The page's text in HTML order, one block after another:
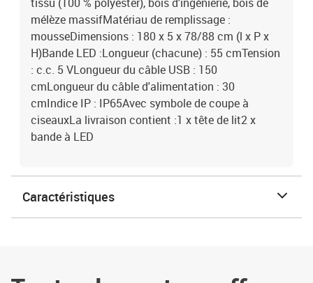
mélèze massifMatériau de remplissage :
mousseDimensions : 180 x 5 x 78/88 cm (l x P x
H)Bande LED :Longueur (chacune) : 55 cmTension
: c.c. 5 VLongueur du câble USB : 150
cmLongueur du câble d'alimentation : 30
cmIndice IP : IP65Avec symbole de coupe à
ciseauxLa livraison contient :1 x tête de lit2 x
bande à LED
Caractéristiques